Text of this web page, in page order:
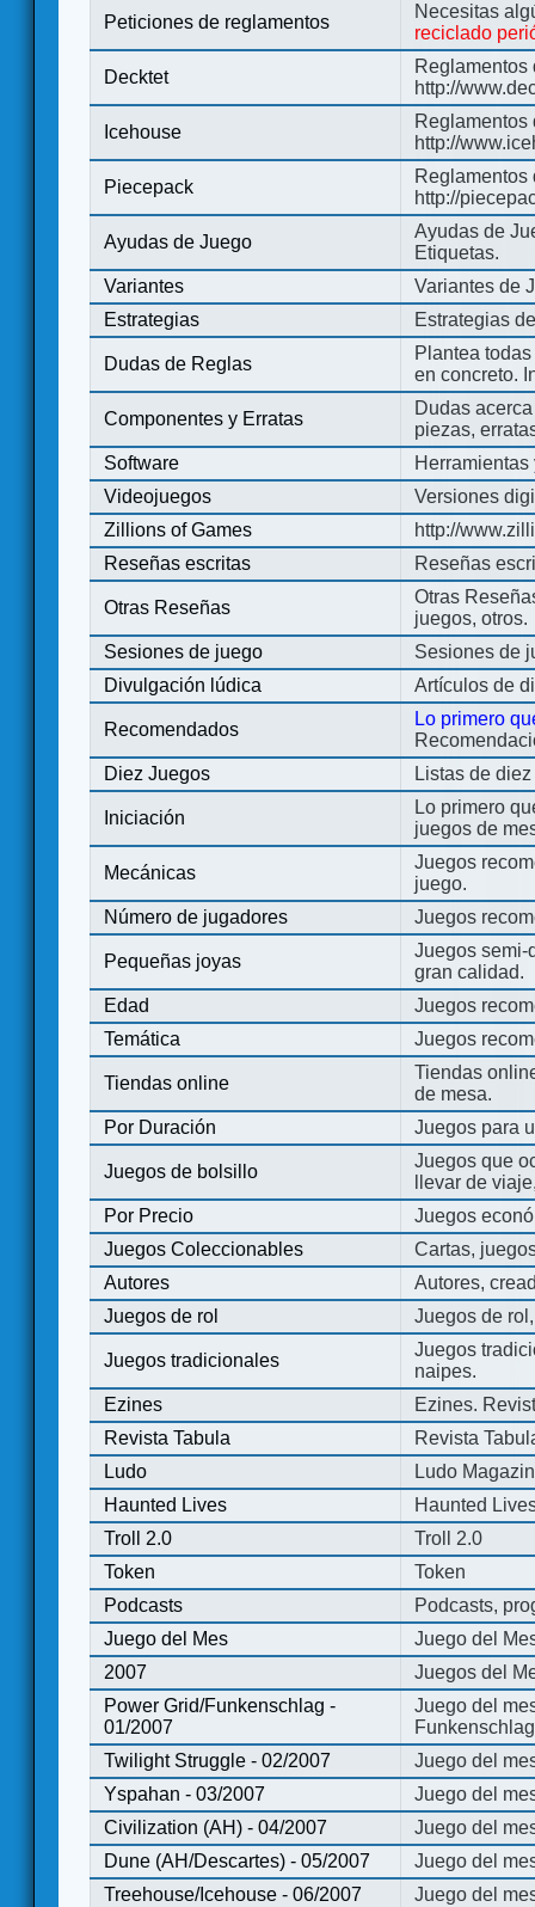
Peticiones de reglamentos
Necesitas
reciclado
Decktet
Reglamentos
http://
Icehouse
Reglamentos
http://
Piecepack
Reglamentos
http://
Ayudas de Juego
Ayudas de
Etiquetas.
Variantes
Variantes de
Estrategias
Estrategias
Dudas de Reglas
Plantea
en concreto.
Componentes y Erratas
Dudas
piezas,
Software
Videojuegos
Versiones
Zillions of Games
http://
Reseñas escritas
Reseñas
Otras Reseñas
Otras
juegos, otros.
Sesiones de juego
Sesiones de
Divulgación lúdica
Artículos de
Recomendados
Lo primero
Diez Juegos
Listas de
Iniciación
Lo primero
juegos de
Mecánicas
Juegos
juego.
Número de jugadores
Juegos
Pequeñas joyas
Juegos semi-
gran calidad.
Edad
Juegos
Temática
Juegos
Tiendas online
Tiendas
de mesa.
Por Duración
Juegos para
Juegos de bolsillo
Juegos que
llevar de
Por Precio
Juegos
Juegos Coleccionables
Cartas,
Autores
Autores,
Juegos de rol
Juegos de
Juegos tradicionales
Juegos
naipes.
Ezines
Ezines.
Revista Tabula
Revista
Ludo
Ludo
Haunted Lives
Haunted
Troll 2.0
Troll 2.0
Token
Token
Podcasts
Podcasts,
Juego del Mes
Juego del
2007
Juegos del
Power Grid/Funkenschlag -
01/2007
Juego del
Twilight Struggle - 02/2007
Juego del
Yspahan - 03/2007
Juego del
Civilization (AH) - 04/2007
Juego del
Dune (AH/Descartes) - 05/2007
Juego del
Treehouse/Icehouse - 06/2007
Juego del